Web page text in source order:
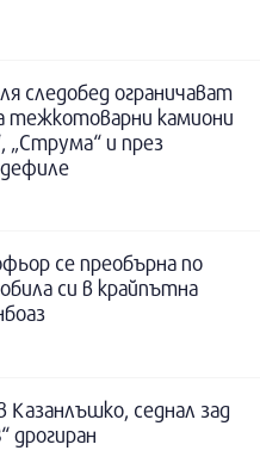
следобед ограничават
тежкотоварни камиони
„Струма“ и през
се преобърна по
си в крайпътна
Казанлъшко, седнал зад
дрогиран